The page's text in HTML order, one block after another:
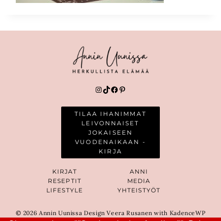
Instagram
TikTok
Facebook
Pinterest
TILAA IHANIMMAT
LEIVONNAISET
JOKAISEEN
VUODENAIKAAN -
KIRJA
KIRJAT
RESEPTIT
LIFESTYLE
ANNI
MEDIA
YHTEISTYÖT
© 2026 Annin Uunissa Design Veera Rusanen with KadenceWP